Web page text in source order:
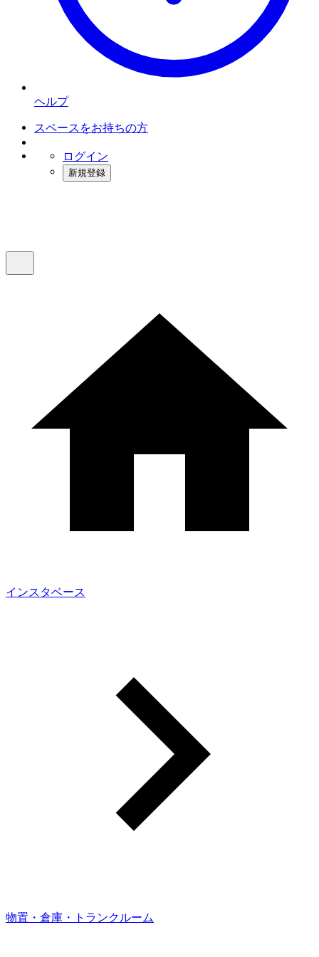
ヘルプ
スペースをお持ちの方
ログイン
新規登録
インスタベース
物置・倉庫・トランクルーム